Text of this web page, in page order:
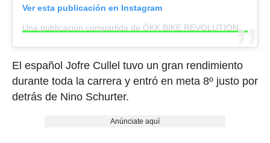
Ver esta publicación en Instagram
El español Jofre Cullel tuvo un gran rendimiento
durante toda la carrera y entró en meta 8º justo por
detrás de Nino Schurter.
Anúnciate aquí